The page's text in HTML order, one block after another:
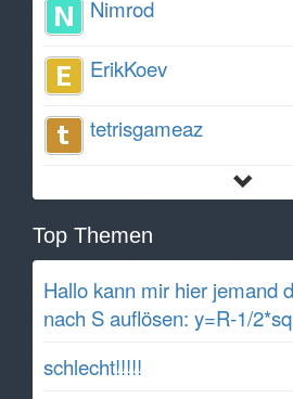
Nimrod
ErikKoev
tetrisgameaz
Top Themen
Hallo kann mir hier jemand
nach S auflösen: y=R-1/
schlecht!!!!!